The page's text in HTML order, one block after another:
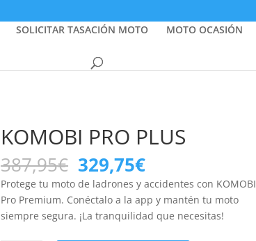
SOLICITAR TASACIÓN MOTO MOTO OCASIÓN
KOMOBI PRO PLUS
387,95€ El
precio
original
era:
387,95€.
329,75€El
precio
actual
es:
329,75€.
Protege tu moto de ladrones y accidentes con KOMOBI
Pro Premium. Conéctalo a la app y mantén tu moto
siempre segura. ¡La tranquilidad que necesitas!